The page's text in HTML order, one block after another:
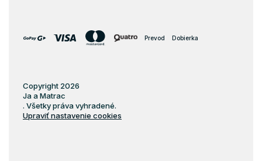
Prevod Dobierka
Copyright 2026
Ja a Matrac
. Všetky práva vyhradené.
Upraviť nastavenie cookies